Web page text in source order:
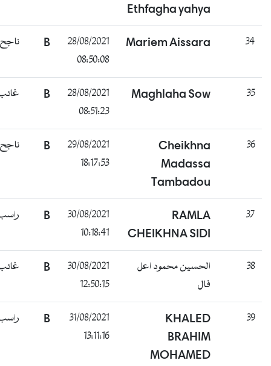
Ethfagha yahya
Mariem Aissara
28/08/2021
08:50:08
ناجح
Maghlaha Sow
28/08/2021
08:51:23
غائب
Cheikhna
Madassa
Tambadou
29/08/2021
18:17:53
ناجح
RAMLA
CHEIKHNA SIDI
30/08/2021
10:18:41
راسب
الحسين محمود اعل
فال
30/08/2021
12:50:15
غائب
KHALED
BRAHIM
MOHAMED
31/08/2021
13:11:16
راسب